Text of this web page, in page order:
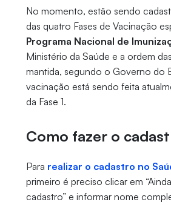
No momento, estão sendo
das quatro Fases de Vacinação
Programa Nacional de
Ministério da Saúde e a ordem
mantida, segundo o Governo do
vacinação está sendo feita
da Fase 1.
Como fazer o
Para realizar o cadastro no
primeiro é preciso clicar em
cadastro” e informar nome